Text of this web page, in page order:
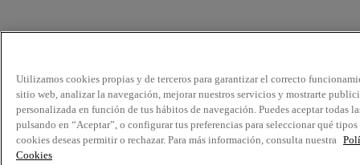
Utilizamos cookies propias y de terceros para garantizar el correcto
sitio web, analizar la navegación, mejorar nuestros servicios y mostrarte
personalizada en función de tus hábitos de navegación. Puedes aceptar todas
pulsando en “Aceptar”, o configurar tus preferencias para seleccionar qué tipos
cookies deseas permitir o rechazar. Para más información, consulta nuestra
Cookies